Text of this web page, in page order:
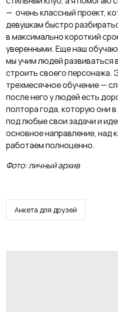
— очень классный проект,
девушкам быстро
в максимально короткий
уверенными. Еще наш
мы учим людей развиваться
строить своего персонажа.
трехмесячное обучение —
после него у людей есть
полтора года, которую они
под любые свои задачи и
основное направление, над
работаем полноценно.
Фото: личный архив
Анкета для друзей